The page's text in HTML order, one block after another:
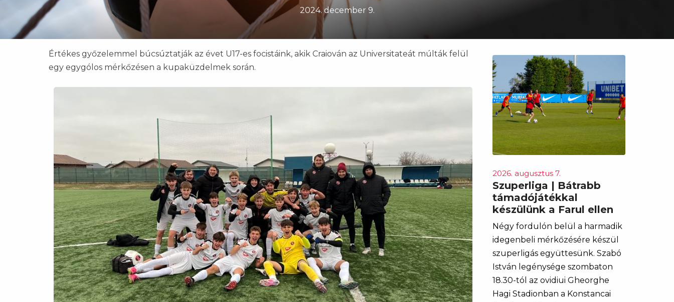
2024. december 9.
Értékes győzelemmel búcsúztatják az évet U17-es focistáink, akik Craiován az Universitateát múlták felül
egy egygólos mérkőzésen a kupaküzdelmek során.
2026. augusztus 7.
Szuperliga | Bátrabb
támadójátékkal
készülünk a Farul ellen
Négy fordulón belül a harmadik
idegenbeli mérkőzésére készül
szuperligás együttesünk. Szabó
István legénysége szombaton
18.30-tól az ovidiui Gheorghe
Hagi Stadionban a Konstancai